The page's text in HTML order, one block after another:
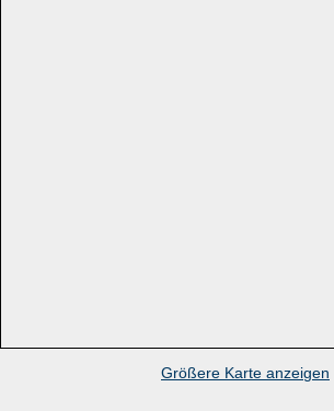
Größere Karte anzeigen